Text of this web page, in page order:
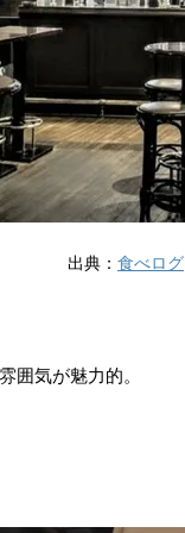
出典： 食べログ
囲気が魅力的。